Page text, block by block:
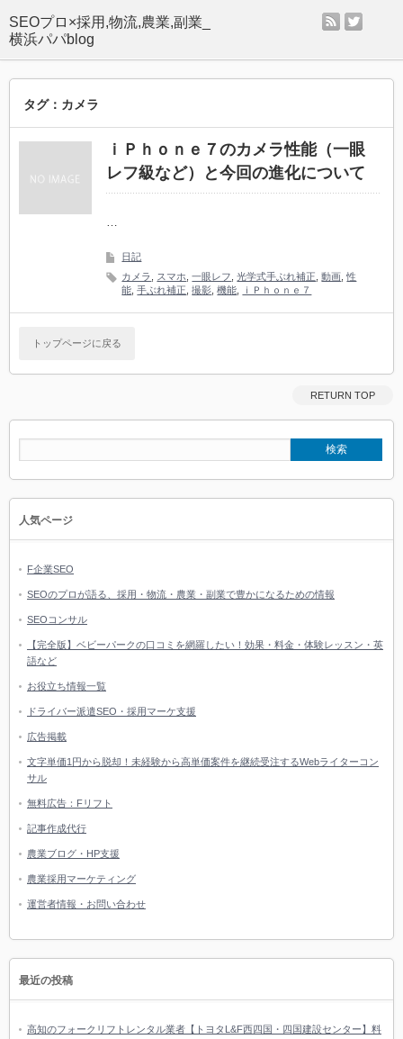
SEOプロ×採用,物流,農業,副業_
横浜パパblog
rss
タグ：カメラ
ｉＰｈｏｎｅ７のカメラ性能（一眼
レフ級など）と今回の進化について
…
日記
カメラ
スマホ ,一眼レフ ,光学式手ぶれ補正 ,動画 ,性
能 ,手ぶれ補正 ,撮影 ,機能 ｉＰｈｏｎｅ７
トップページに戻る
RETURN TOP
人気ページ
F企業SEO
SEOのプロが語る、採用・物流・農業・副業で豊かになるための情報
SEOコンサル
【完全版】ベビーパークの口コミを網羅したい！効果・料金・体験レッスン・英
語など
お役立ち情報一覧
ドライバー派遣SEO・採用マーケ支援
広告掲載
文字単価1円から脱却！未経験から高単価案件を継続受注するWebライターコン
サル
無料広告：Fリフト
記事作成代行
農業ブログ・HP支援
農業採用マーケティング
運営者情報・お問い合わせ
最近の投稿
高知のフォークリフトレンタル業者【トヨタL&F西四国・四国建設センター】料